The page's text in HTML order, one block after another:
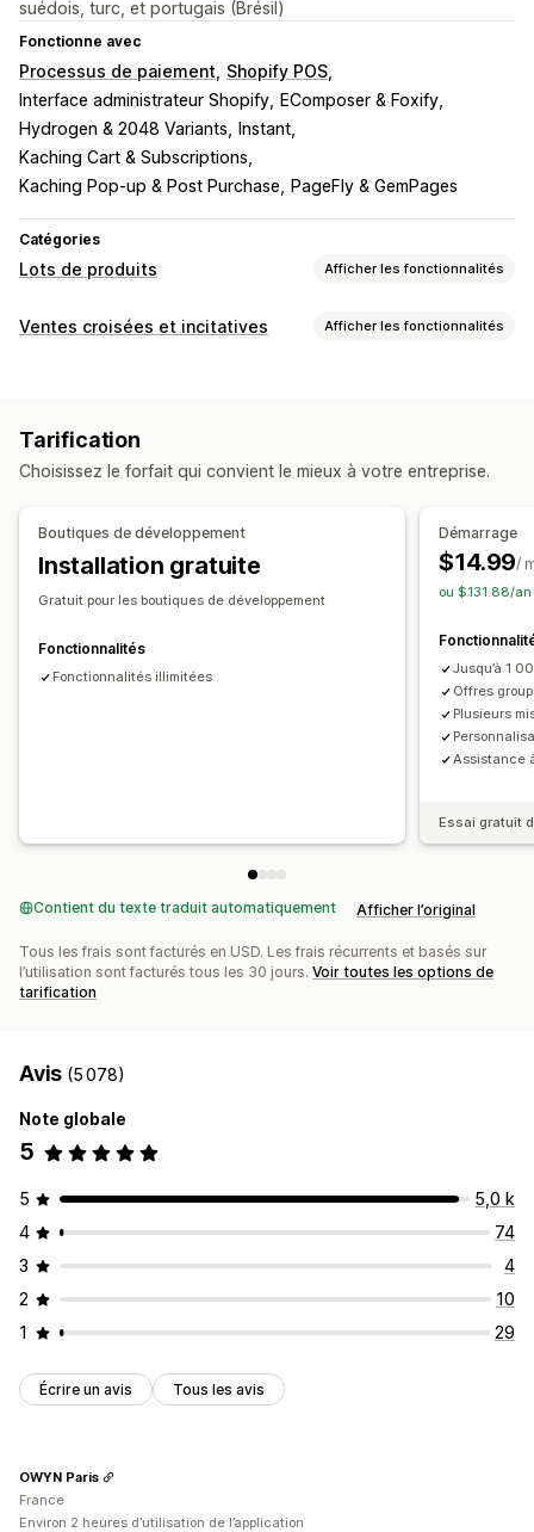
suédois, turc, et portugais (Brésil)
Fonctionne avec
Processus de paiement
Shopify POS
Interface administrateur Shopify EComposer & Foxify
Hydrogen & 2048 Variants Instant
Kaching Cart & Subscriptions
Kaching Pop-up & Post Purchase PageFly & GemPages
Catégories
Lots de produits Afficher les fonctionnalités
Types de lots
Lots de vente croisée
Produits fréquemment achetés ensemble
Lots personnalisés
Tarification que vous pouvez définir
Seuils de quantités
Réductions en fonction de la quantité
Réductions en pourcentage
Abonnements
Ventes croisées et incitatives Afficher les fonctionnalités
Compléments en un clic
HTML personnalisé
Devises multiples Multilingue Règles personnalisées
Offres et recommandations
Garanties Protection de l’expédition
Emballage cadeau
Compléments au produit
Recommandations de produits
Réductions en fonction de la quantité
Traitement prioritaire
Test A/B Taux de conversion
Tarification
Choisissez le forfait qui convient le mieux à votre entreprise.
Boutiques de développement
Installation gratuite
Gratuit pour les boutiques de développement
Fonctionnalités
Fonctionnalités illimitées
Démarrage
$14.99/
ou $131.88/
Jusqu’à 1
Offres
Plusieurs
Assistance
Essai gratuit
Contient du texte traduit automatiquement Afficher l’original
Tous les frais sont facturés en USD. Les frais récurrents et basés sur
l’utilisation sont facturés tous les 30 jours. Voir toutes les options de
tarification
Avis (5 078)
Note globale
5
5
5,0 k
4
74
3
4
2
10
1
29
Écrire un avis Tous les avis
OWYN Paris
France
Environ 2 heures d’utilisation de l’application